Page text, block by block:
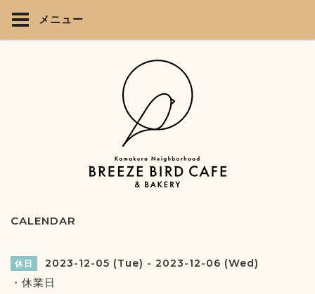
メニュー
CALENDAR
休日 2023-12-05 (Tue) - 2023-12-06 (Wed)
・休業日